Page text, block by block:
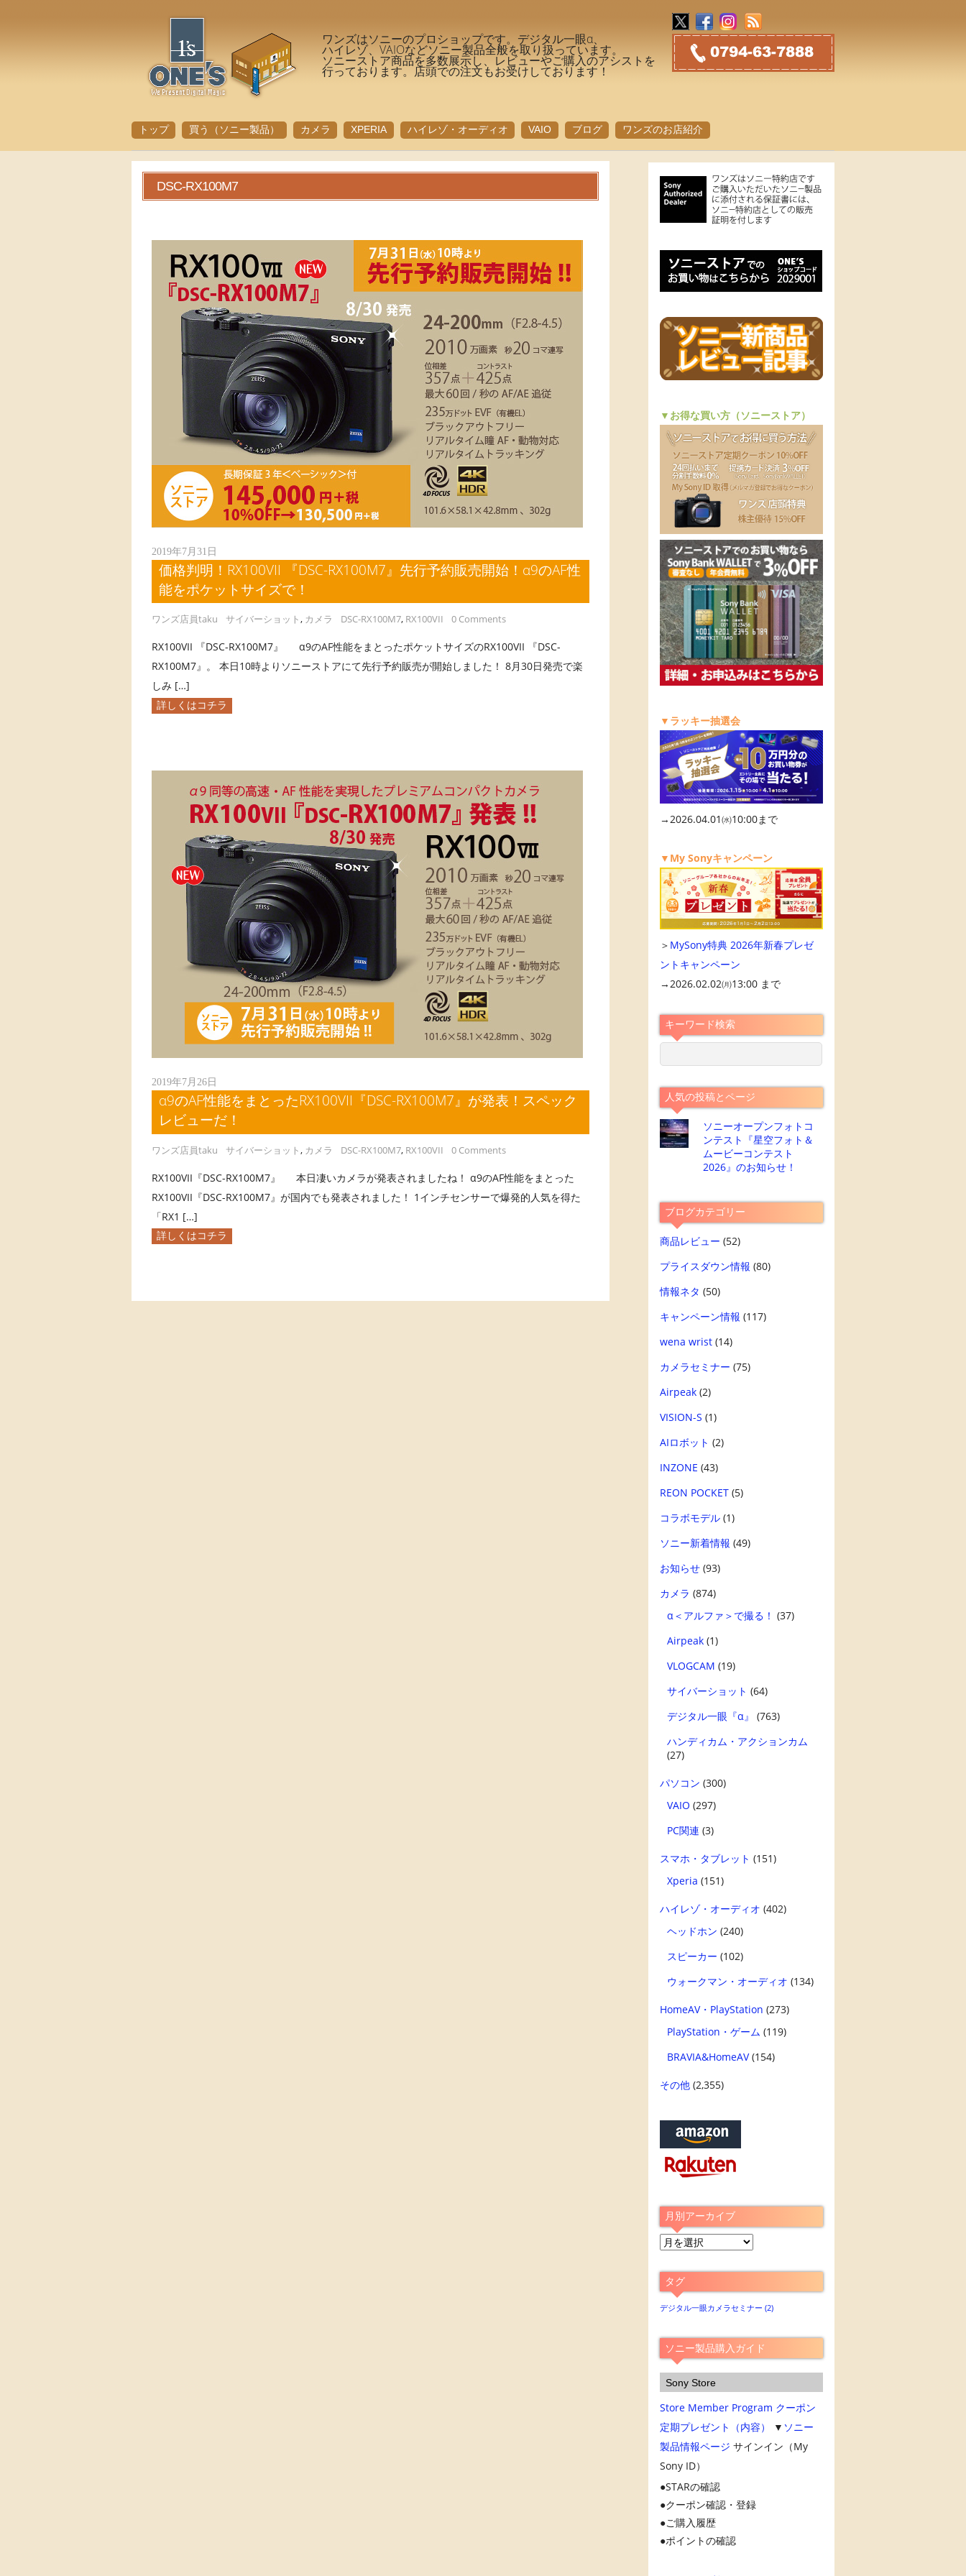
ワンズはソニーのプロショップです。デジタル一眼α、
ハイレゾ、VAIOなどソニー製品全般を取り扱っています。
ソニーストア商品を多数展示し、レビューやご購入のアシストを
行っております。店頭での注文もお受けしております！
トップ 買う（ソニー製品） カメラ XPERIA ハイレゾ・オーディオ VAIO ブログ ワンズのお店紹介
DSC-RX100M7
2019年7月31日
価格判明！RX100VII 『DSC-RX100M7』先行予約販売開始！α9のAF性
能をポケットサイズで！
ワンズ店員taku サイバーショット, カメラ DSC-RX100M7, RX100VII 0 Comments
RX100VII 『DSC-RX100M7』 α9のAF性能をまとったポケットサイズのRX100VII 『DSC-
RX100M7』。 本日10時よりソニーストアにて先行予約販売が開始しました！ 8月30日発売で楽
しみ […]
詳しくはコチラ
2019年7月26日
α9のAF性能をまとったRX100VII『DSC-RX100M7』が発表！スペック
レビューだ！
ワンズ店員taku サイバーショット, カメラ DSC-RX100M7, RX100VII 0 Comments
RX100VII『DSC-RX100M7』 本日凄いカメラが発表されましたね！ α9のAF性能をまとった
RX100VII『DSC-RX100M7』が国内でも発表されました！ 1インチセンサーで爆発的人気を得た
「RX1 […]
詳しくはコチラ
▼お得な買い方（ソニーストア）
▼ラッキー抽選会
→2026.04.01㈬10:00まで
▼My Sonyキャンペーン
＞ MySony特典 2026年新春プレゼ
ントキャンペーン
→2026.02.02㈪13:00 まで
キーワード検索
人気の投稿とページ
ソニーオープンフォトコ
ンテスト『星空フォト＆
ムービーコンテスト
2026』のお知らせ！
ブログカテゴリー
商品レビュー (52)
プライスダウン情報 (80)
情報ネタ (50)
キャンペーン情報 (117)
wena wrist(14)
カメラセミナー (75)
Airpeak(2)
VISION-S (1)
AIロボット (2)
INZONE (43)
REON POCKET(5)
コラボモデル(1)
ソニー新着情報 (49)
お知らせ(93)
カメラ (874)
α＜アルファ＞で撮る！ (37)
Airpeak(1)
VLOGCAM (19)
サイバーショット (64)
デジタル一眼『α』
(763)
ハンディカム・アクションカム
(27)
パソコン (300)
VAIO (297)
PC関連 (3)
スマホ・タブレット (151)
Xperia (151)
ハイレゾ・オーディオ (402)
ヘッドホン (240)
スピーカー (102)
ウォークマン・オーディオ (134)
HomeAV・PlayStation (273)
PlayStation・ゲーム (119)
BRAVIA&HomeAV(154)
その他(2,355)
月別アーカイブ
月
ア
ー
カ
ブ
タグ
デジタル一眼カメラセミナー (2)
ソニー製品購入ガイド
Sony Store
Store Member Program クーポン
定期プレゼント（内容）
▼ ソニー
製品情報ページ サインイン（My
Sony ID）
STARの確認
クーポン確認・登録
ご購入履歴
ポイントの確認